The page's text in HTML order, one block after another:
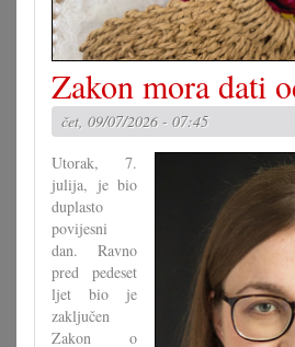
Zakon mora dati
čet, 09/07/2026 - 07:45
Utorak, 7.
julija, je bio
duplasto
povijesni
dan. Ravno
pred pedeset
ljet bio je
zaključen
Zakon o